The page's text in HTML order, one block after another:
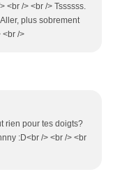
<br /> <br /> Tssssss.
plus sobrement
<br />
rien pour tes doigts?
:D<br /> <br /> <br